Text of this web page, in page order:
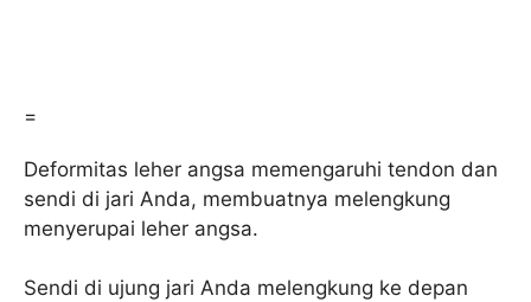
=
Deformitas leher angsa memengaruhi tendon dan
sendi di jari Anda, membuatnya melengkung
menyerupai leher angsa.
Sendi di ujung jari Anda melengkung ke depan